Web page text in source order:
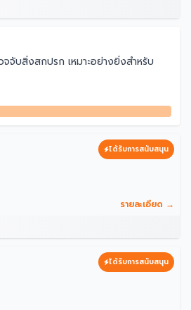
จับสิ่งสกปรก เหมาะอย่างยิ่งสำหรับ
ได้รับการสนับสนุน
รายละเอียด →
ได้รับการสนับสนุน